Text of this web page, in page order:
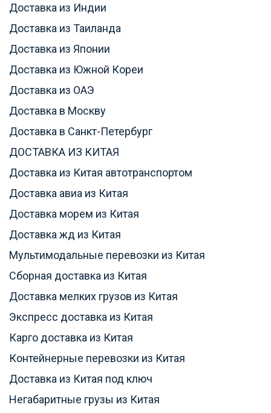
Доставка из Индии
Доставка из Таиланда
Доставка из Японии
Доставка из Южной Кореи
Доставка из ОАЭ
Доставка в Москву
Доставка в Санкт-Петербург
ДОСТАВКА ИЗ КИТАЯ
Доставка из Китая автотранспортом
Доставка авиа из Китая
Доставка морем из Китая
Доставка жд из Китая
Мультимодальные перевозки из Китая
Сборная доставка из Китая
Доставка мелких грузов из Китая
Экспресс доставка из Китая
Карго доставка из Китая
Контейнерные перевозки из Китая
Доставка из Китая под ключ
Негабаритные грузы из Китая